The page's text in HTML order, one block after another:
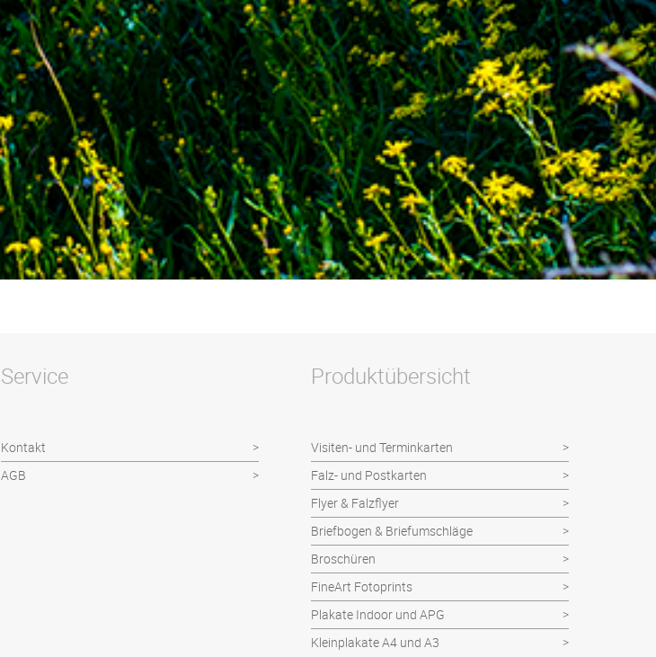
Produktübersicht
Visiten- und Terminkarten
Falz- und Postkarten
Flyer & Falzflyer
Briefbogen & Briefumschläge
Broschüren
FineArt Fotoprints
Plakate Indoor und APG
Kleinplakate A4 und A3
Service
Kontakt
AGB